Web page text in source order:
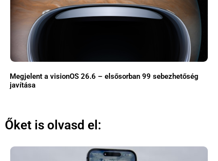
Megjelent a visionOS 26.6 – elsősorban 99 sebezhetőség
javítása
Őket is olvasd el: